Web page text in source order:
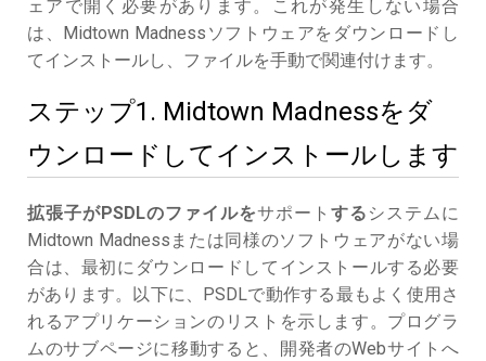
ェアで開く必要があります。これが発生しない場合
は、Midtown Madnessソフトウェアをダウンロードし
てインストールし、ファイルを手動で関連付けます。
ステップ1. Midtown Madnessをダ
ウンロードしてインストールします
拡張子がPSDLのファイルをサポート する システムに
Midtown Madnessまたは同様のソフトウェアがない場
合は、最初にダウンロードしてインストールする必要
があります。以下に、PSDLで動作する最もよく使用さ
れるアプリケーションのリストを示します。プログラ
ムのサブページに移動すると、開発者のWebサイトへ